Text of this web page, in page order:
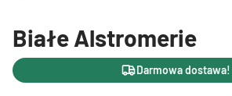
Białe Alstromerie
Darmowa dostawa!